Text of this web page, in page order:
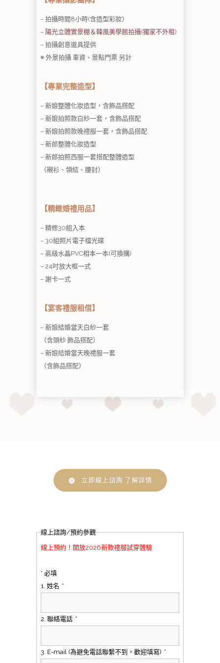
– 拍攝時間8小時(含造型彩妝）
– 陽光立體實景棚＆韓風美學館拍攝(獨家不外租)
– 拍攝創意道具提供
※ 外景拍攝 車資、景點門票 另計
【專業完整造型】
– 新娘整體化妝造型，含飾品搭配
– 新娘拍照款白紗一套，含飾品搭配
– 新娘拍照款晚禮服一套，含飾品搭配
– 新郎整體化妝造型
– 新郎拍照西服一套搭配整體造型
（襯衫、領結、腰封）
【精緻婚禮用品】
– 精修30組入本
– 30組照片電子檔光碟
– 高級水晶PVC相本一本(可換購)
– 24吋放大框一式
– 謝卡一式
【宴客禮服租借】
– 新娘結婚當天白紗一套
（含頭紗 飾品搭配）
– 新娘結婚當天晚禮服一套
（含飾品搭配）
立即線上諮詢 了解詳情
線上諮詢/預約參觀
線上預約！開放2026新款禮服試穿體驗
* 必填
1. 姓名 *
2. 聯絡電話 *
3. E-mail (為避免電話聯繫不到，歡迎填寫) *